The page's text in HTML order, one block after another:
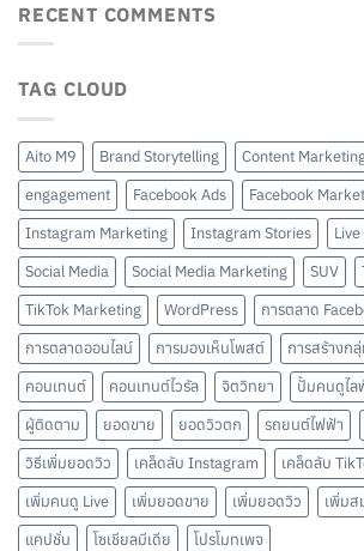
RECENT COMMENTS
TAG CLOUD
Aito M9 Brand Storytelling Content
engagement
Facebook Ads Facebook
Instagram Marketing
Instagram Stories
Social Media
Social Media Marketing SUV
TikTok Marketing
WordPress การตลาด
การตลาดออนไลน์
การมองเห็นโพสต์ การสร้างก
คอนเทนต์
คอนเทนต์ไวรัล จิตวิทยา ปั้มคนดูไล
ผู้ติดตาม
ยอดขาย ยอดวิวตก รถยนต์ไฟฟ้า
วิธีเพิ่มยอดวิว
เคล็ดลับ Instagram เคล็ดลับ
เพิ่มคนดู Live
เพิ่มยอดขาย เพิ่มยอดวิว
เพิ่มส
แคปชั่น
โซเชียลมีเดีย โปรโมทเพจ